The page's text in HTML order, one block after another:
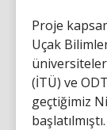
Proje
Uçak
(İTÜ) ve
geçtiğimiz
başlatılmıştı.